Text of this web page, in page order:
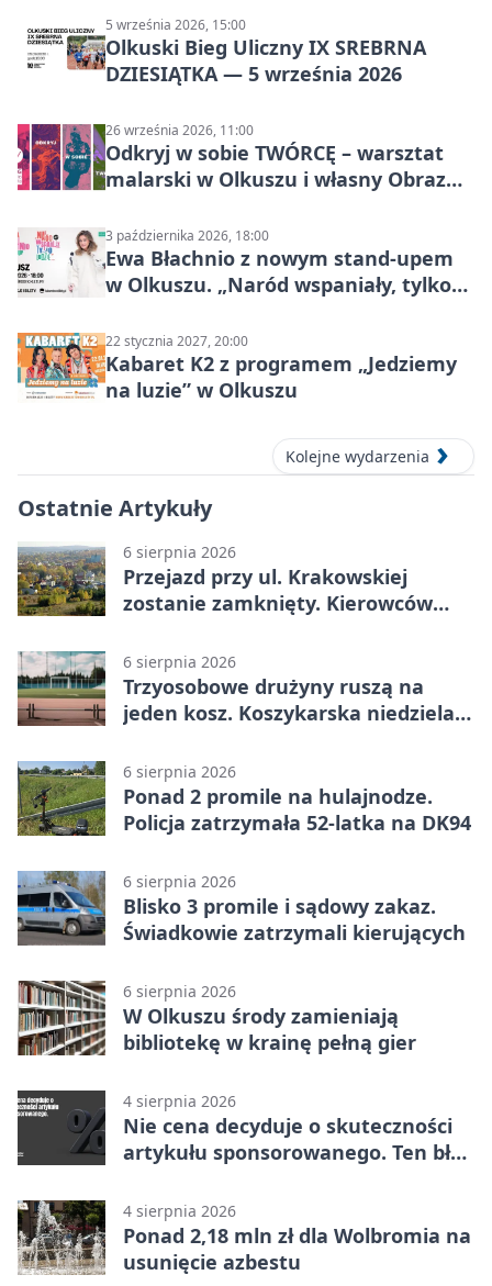
5 września 2026, 15:00
Olkuski Bieg Uliczny IX SREBRNA
DZIESIĄTKA — 5 września 2026
26 września 2026, 11:00
Odkryj w sobie TWÓRCĘ – warsztat
malarski w Olkuszu i własny Obraz
3 października 2026, 18:00
Ewa Błachnio z nowym stand-upem
w Olkuszu. „Naród wspaniały, tylko
22 stycznia 2027, 20:00
Kabaret K2 z programem „Jedziemy
na luzie” w Olkuszu
Kolejne wydarzenia
Ostatnie Artykuły
6 sierpnia 2026
Przejazd przy ul. Krakowskiej
zostanie zamknięty. Kierowców
6 sierpnia 2026
Trzyosobowe drużyny ruszą na
jeden kosz. Koszykarska niedziela
6 sierpnia 2026
Ponad 2 promile na hulajnodze.
Policja zatrzymała 52-latka na DK94
6 sierpnia 2026
Blisko 3 promile i sądowy zakaz.
Świadkowie zatrzymali kierujących
6 sierpnia 2026
W Olkuszu środy zamieniają
bibliotekę w krainę pełną gier
4 sierpnia 2026
Nie cena decyduje o skuteczności
artykułu sponsorowanego. Ten błąd
4 sierpnia 2026
Ponad 2,18 mln zł dla Wolbromia na
usunięcie azbestu